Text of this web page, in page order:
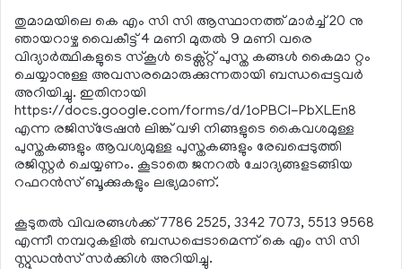
തുമാമയിലെ കെ എം സി സി ആസ്ഥാനത്ത് മാര്‍ച്ച് 20 നു
ഞായറാഴ്ച വൈകീട്ട് 4 മണി മുതല്‍ 9 മണി വരെ
വിദ്യാര്‍ത്ഥികളുടെ സ്‌കൂള്‍ ടെക്സ്റ്റ് പുസ്ത കങ്ങള്‍ കൈമാ റ്റം
ചെയ്യാനുള്ള അവസരമൊരുക്കുന്നതായി ബന്ധപ്പെട്ടവര്‍
അറിയിച്ചു. ഇതിനായി
https://docs.google.com/forms/d/1oPBCI-PbXLEn8
എന്ന രജിസ്‌ട്രേഷന്‍ ലിങ്ക് വഴി നിങ്ങളുടെ കൈവശമുള്ള
പുസ്തകങ്ങളും ആവശ്യമുള്ള പുസ്തകങ്ങളും രേഖപ്പെടുത്തി
രജിസ്റ്റര്‍ ചെയ്യണം. കൂടാതെ ജനറല്‍ ചോദ്യങ്ങളടങ്ങിയ
റഫറന്‍സ് ബൂക്കുകളും ലഭ്യമാണ്.
കൂടുതല്‍ വിവരങ്ങള്‍ക്ക് 7786 2525, 3342 7073, 5513 9568
എന്നീ നമ്പറുകളില്‍ ബന്ധപ്പെടാമെന്ന് കെ എം സി സി
സ്റ്റുഡന്‍സ് സര്‍ക്കിള്‍ അറിയിച്ചു.